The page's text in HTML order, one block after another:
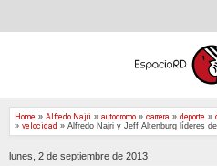
Home » Alfredo Najri » autodromo » carrera » deporte »
» velocidad » Alfredo Najri y Jeff Altenburg líderes
lunes, 2 de septiembre de 2013